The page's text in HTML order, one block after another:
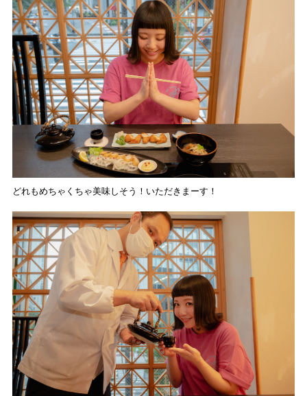
どれもめちゃくちゃ美味しそう！いただきまーす！